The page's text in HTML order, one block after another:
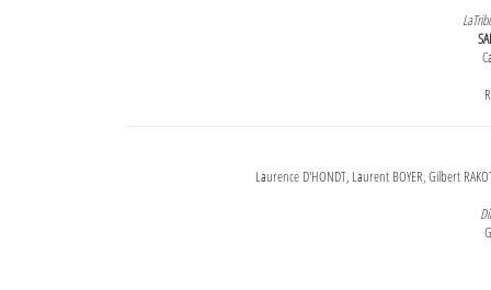
Laurence D'HONDT, Laurent BOYER, Gilbert